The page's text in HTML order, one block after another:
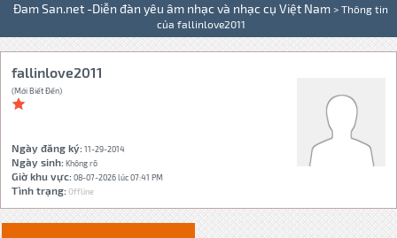
Đam San.net -Diễn đàn yêu âm nhạc và nhạc cụ Việt Nam > Thông tin
của fallinlove2011
fallinlove2011
(Mới Biết Đến)
Ngày đăng ký:11-29-2014
Ngày sinh: Không rõ
Giờ khu vực:08-07-2026 lúc 07:41 PM
Tình trạng:Offline